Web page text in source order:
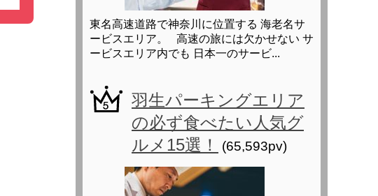
東名高速道路で神奈川に位置する 海老名サ
ービスエリア。 高速の旅には欠かせない サ
ービスエリア内でも 日本一のサービ...
羽生パーキングエリア
の必ず食べたい人気グ
ルメ15選！
(65,593pv)